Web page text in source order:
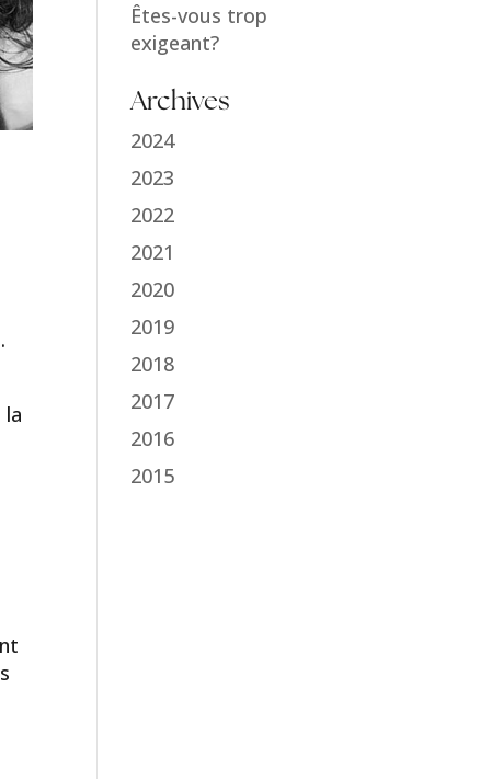
la
Êtes-vous trop
exigeant?
Archives
2024
2023
2022
2021
2020
2019
2018
2017
2016
2015